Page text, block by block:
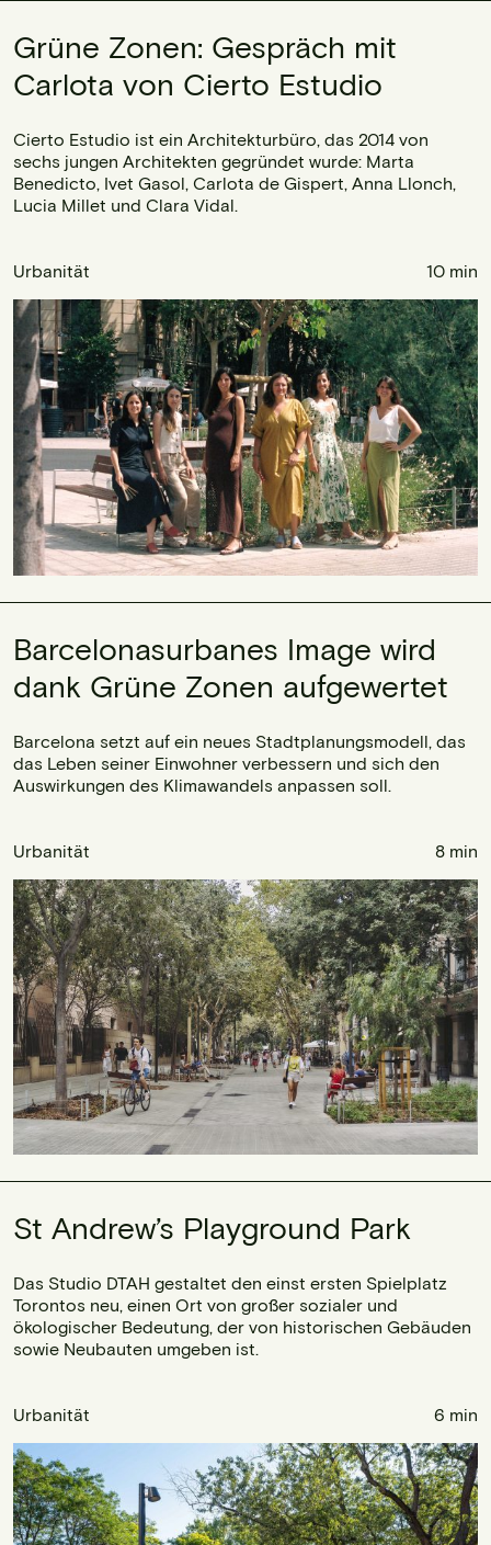
Grüne Zonen: Gespräch mit
Carlota von Cierto Estudio
Cierto Estudio ist ein Architekturbüro, das 2014 von
sechs jungen Architekten gegründet wurde: Marta
Benedicto, Ivet Gasol, Carlota de Gispert, Anna Llonch,
Lucia Millet und Clara Vidal.
Urbanität 10 min
Barcelonasurbanes Image wird
dank Grüne Zonen aufgewertet
Barcelona setzt auf ein neues Stadtplanungsmodell, das
das Leben seiner Einwohner verbessern und sich den
Auswirkungen des Klimawandels anpassen soll.
Urbanität 8 min
St Andrew’s Playground Park
Das Studio DTAH gestaltet den einst ersten Spielplatz
Torontos neu, einen Ort von großer sozialer und
ökologischer Bedeutung, der von historischen Gebäuden
sowie Neubauten umgeben ist.
Urbanität 6 min